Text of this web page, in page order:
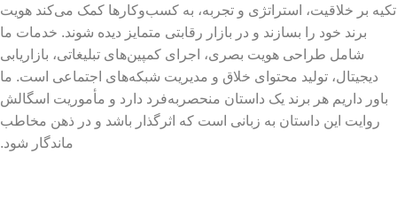
تکیه بر خلاقیت، استراتژی و تجربه، به کسب‌وکارها کمک می‌کند هویت
برند خود را بسازند و در بازار رقابتی متمایز دیده شوند. خدمات ما
شامل طراحی هویت بصری، اجرای کمپین‌های تبلیغاتی، بازاریابی
دیجیتال، تولید محتوای خلاق و مدیریت شبکه‌های اجتماعی است. ما
باور داریم هر برند یک داستان منحصربه‌فرد دارد و مأموریت اسگالش
روایت این داستان به زبانی است که اثرگذار باشد و در ذهن مخاطب
ماندگار شود.